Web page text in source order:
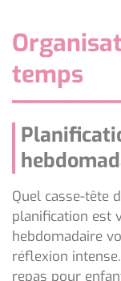
temps
Quel casse-tête
planification est
hebdomadaire
réflexion
repas pour